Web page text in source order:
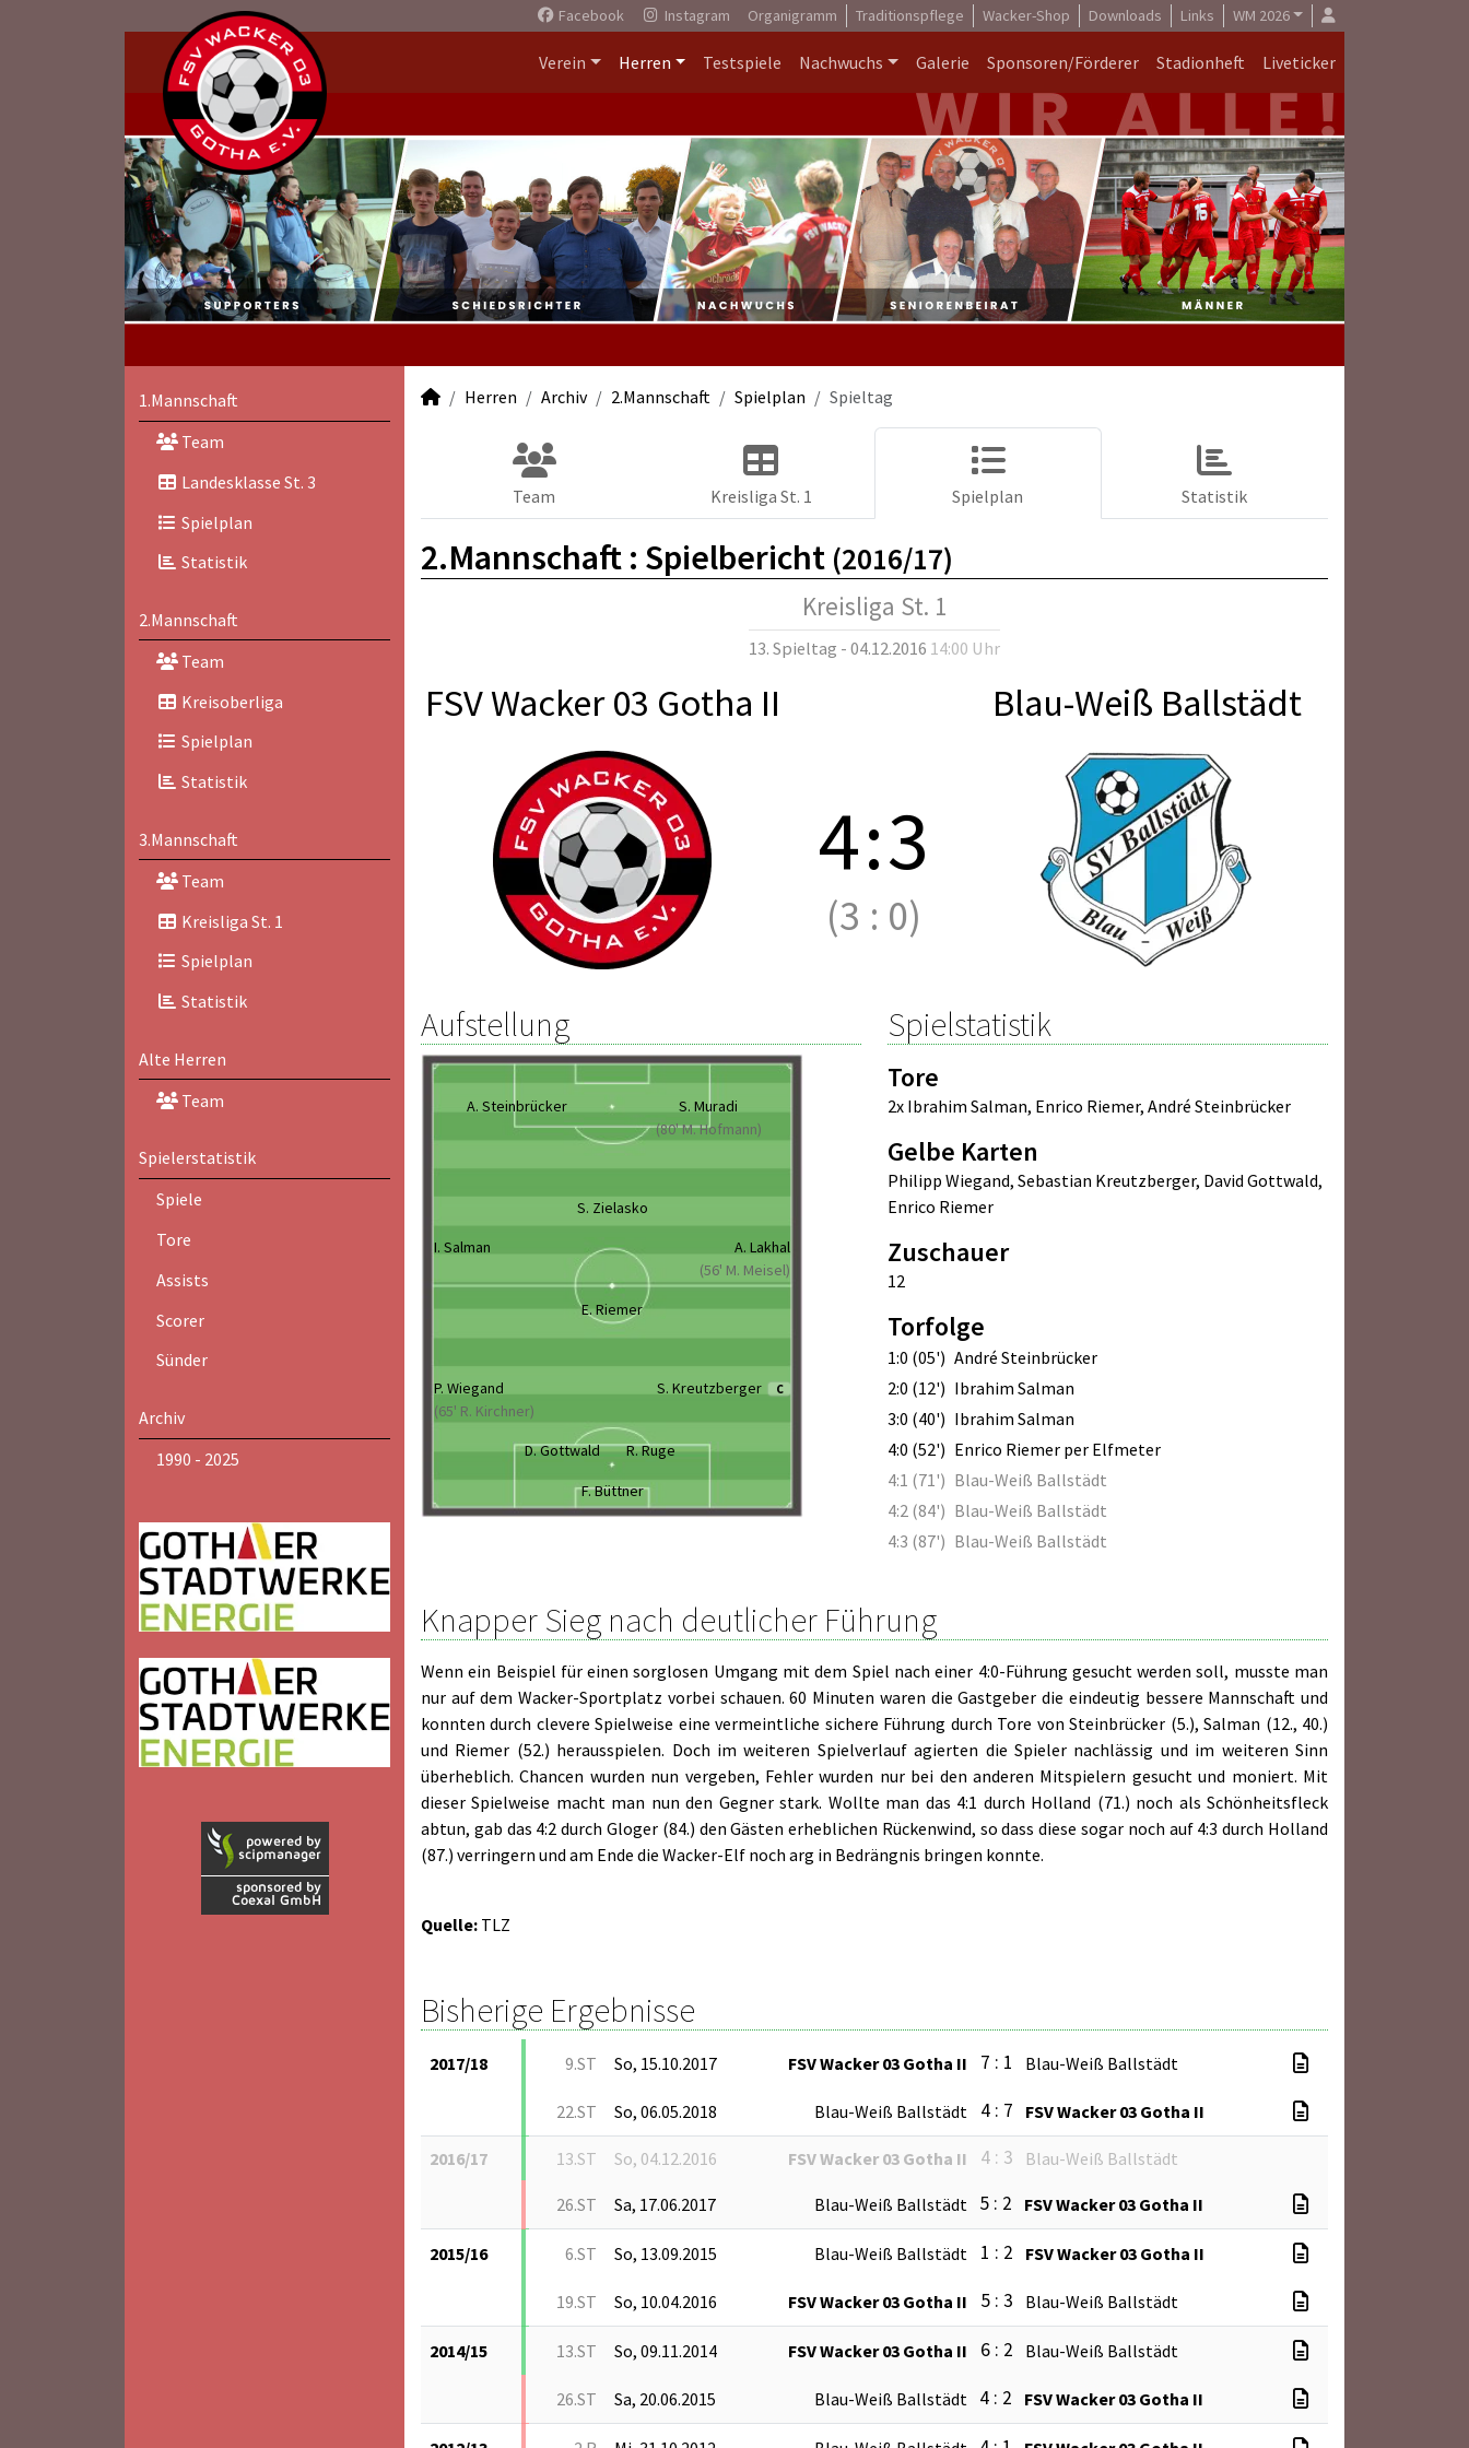
Facebook Instagram Organigramm Traditionspflege Wacker-Shop Downloads Links WM 2026
Verein Herren Testspiele Nachwuchs Galerie Sponsoren/Förderer Stadionheft Liveticker
1.Mannschaft
Team
Landesklasse St. 3
Spielplan
Statistik
2.Mannschaft
Team
Kreisoberliga
Spielplan
Statistik
3.Mannschaft
Team
Kreisliga St. 1
Spielplan
Statistik
Alte Herren
Team
Spielerstatistik
Spiele
Tore
Assists
Scorer
Sünder
Archiv
1990 - 2025
Herren Archiv 2.Mannschaft Spielplan Spieltag
Team Kreisliga St. 1 Spielplan Statistik
2.Mannschaft : Spielbericht (2016/17)
Kreisliga St. 1
13. Spieltag - 04.12.2016 14:00 Uhr
FSV Wacker 03 Gotha II Blau-Weiß Ballstädt
4:3
(3 : 0)
Aufstellung
A. Steinbrücker
S. Muradi
(80' M. Hofmann)
S. Zielasko
I. Salman
A. Lakhal
(56' M. Meisel)
E. Riemer
P. Wiegand
(65' R. Kirchner)
S. Kreutzberger C
D. Gottwald R. Ruge
F. Büttner
Spielstatistik
Tore
2x Ibrahim Salman, Enrico Riemer, André Steinbrücker
Gelbe Karten
Philipp Wiegand, Sebastian Kreutzberger, David Gottwald,
Enrico Riemer
Zuschauer
12
Torfolge
1:0 (05') André Steinbrücker
2:0 (12') Ibrahim Salman
3:0 (40') Ibrahim Salman
4:0 (52') Enrico Riemer per Elfmeter
4:1 (71') Blau-Weiß Ballstädt
4:2 (84') Blau-Weiß Ballstädt
4:3 (87') Blau-Weiß Ballstädt
Knapper Sieg nach deutlicher Führung
Wenn ein Beispiel für einen sorglosen Umgang mit dem Spiel nach einer 4:0-Führung gesucht werden soll, musste man
nur auf dem Wacker-Sportplatz vorbei schauen. 60 Minuten waren die Gastgeber die eindeutig bessere Mannschaft und
konnten durch clevere Spielweise eine vermeintliche sichere Führung durch Tore von Steinbrücker (5.), Salman (12., 40.)
und Riemer (52.) herausspielen. Doch im weiteren Spielverlauf agierten die Spieler nachlässig und im weiteren Sinn
überheblich. Chancen wurden nun vergeben, Fehler wurden nur bei den anderen Mitspielern gesucht und moniert. Mit
dieser Spielweise macht man nun den Gegner stark. Wollte man das 4:1 durch Holland (71.) noch als Schönheitsfleck
abtun, gab das 4:2 durch Gloger (84.) den Gästen erheblichen Rückenwind, so dass diese sogar noch auf 4:3 durch Holland
(87.) verringern und am Ende die Wacker-Elf noch arg in Bedrängnis bringen konnte.
Quelle: TLZ
Bisherige Ergebnisse
2017/18 9.ST So, 15.10.2017 FSV Wacker 03 Gotha II 7 : 1 Blau-Weiß Ballstädt
22.ST So, 06.05.2018 Blau-Weiß Ballstädt 4 : 7 FSV Wacker 03 Gotha II
2016/17 13.ST So, 04.12.2016 FSV Wacker 03 Gotha II 4 : 3 Blau-Weiß Ballstädt
26.ST Sa, 17.06.2017 Blau-Weiß Ballstädt 5 : 2 FSV Wacker 03 Gotha II
2015/16 6.ST So, 13.09.2015 Blau-Weiß Ballstädt 1 : 2 FSV Wacker 03 Gotha II
19.ST So, 10.04.2016 FSV Wacker 03 Gotha II 5 : 3 Blau-Weiß Ballstädt
2014/15 13.ST So, 09.11.2014 FSV Wacker 03 Gotha II 6 : 2 Blau-Weiß Ballstädt
26.ST Sa, 20.06.2015 Blau-Weiß Ballstädt 4 : 2 FSV Wacker 03 Gotha II